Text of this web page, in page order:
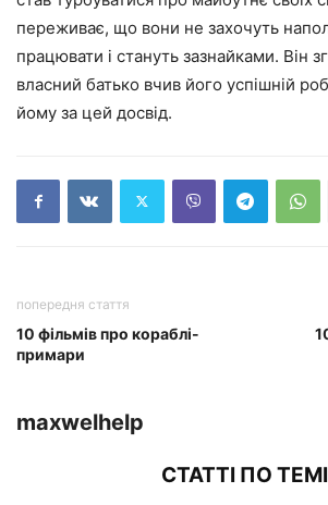
переживає, що вони не захочуть
працювати і стануть зазнайками. Він
власний батько вчив його успішній
йому за цей досвід.
попередня стаття
10 фільмів про кораблі-
примари
maxwelhelp
СТАТТІ ПО ТЕМІ